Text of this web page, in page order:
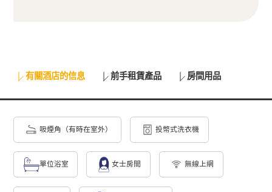
有關酒店的信息 前手租賃產品 房間用品
吸煙角（有時在室外） 投幣式洗衣機
單位浴室 女士房間 無線上網